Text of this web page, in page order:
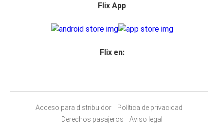
Flix App
Flix en:
Acceso para distribuidor
Política de privacidad
Derechos pasajeros
Aviso legal